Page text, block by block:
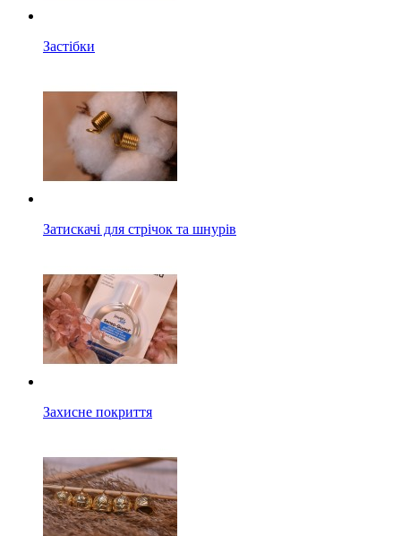
Застібки
Затискачі для стрічок та шнурів
Захисне покриття